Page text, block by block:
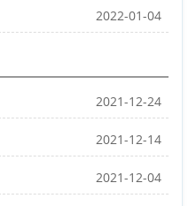
2022-01-04
2021-12-24
2021-12-14
2021-12-04